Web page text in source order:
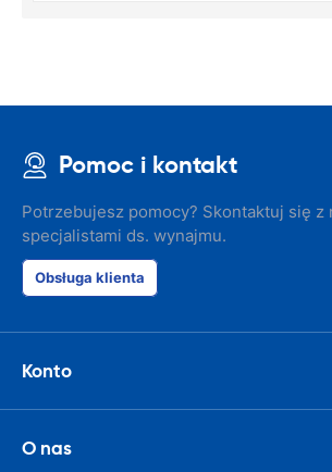
Pomoc i kontakt
Potrzebujesz pomocy? Skontaktuj się z
specjalistami ds. wynajmu.
Obsługa klienta
Konto
O nas